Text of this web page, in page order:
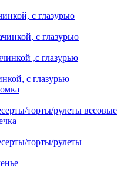
с глазурью
с глазурью
,с глазурью
с глазурью
торты/рулеты весовые
торты/рулеты